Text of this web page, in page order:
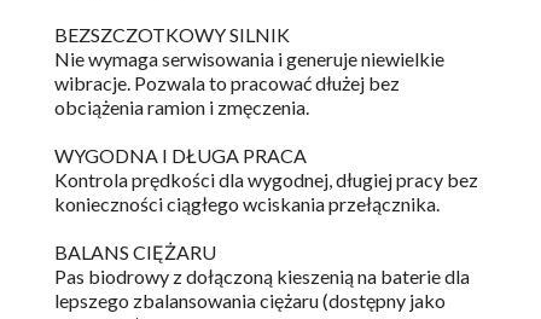
BEZSZCZOTKOWY SILNIK
Nie wymaga serwisowania i generuje niewielkie
wibracje. Pozwala to pracować dłużej bez
obciążenia ramion i zmęczenia.
WYGODNA I DŁUGA PRACA
Kontrola prędkości dla wygodnej, długiej pracy bez
konieczności ciągłego wciskania przełącznika.
BALANS CIĘŻARU
Pas biodrowy z dołączoną kieszenią na baterie dla
lepszego zbalansowania ciężaru (dostępny jako